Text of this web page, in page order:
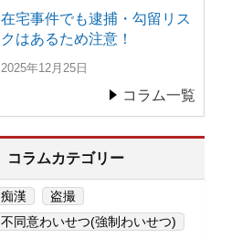
在宅事件でも逮捕・勾留リス
クはあるため注意！
2025年12月25日
コラム一覧
コラムカテゴリー
痴漢
盗撮
不同意わいせつ(強制わいせつ)